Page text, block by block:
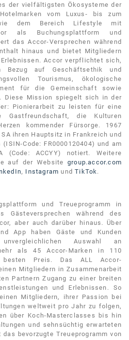
der vielfältigsten Ökosysteme der
vom Luxus- bis zum
dem Bereich Lifestyle mit
als Buchungsplattform und
das Accor-Versprechen während
hinaus und bietet Mitgliedern
Accor verpflichtet sich,
auf Geschäftsethik und
Tourismus, ökologische
für die Gemeinschaft sowie
Diese Mission spiegelt sich in der
Pionierarbeit zu leisten für eine
Gastfreundschaft, die Kulturen
kommender Fürsorge. 1967
ihren Hauptsitz in Frankreich und
Code: FR0000120404) und am
(Code: ACCYY) notiert. Weitere
auf der Website group.accor.com
, Instagram undTikTok .
und Treueprogramm in
Gästeversprechen während des
aber auch darüber hinaus. Über
App haben Gäste und Kunden
Auswahl an
als 45 Accor-Marken in 110
besten Preis. Das ALL Accor-
Mitgliedern in Zusammenarbeit
Partnern Zugang zu einer breiten
und Erlebnissen. So
Mitgliedern, ihrer Passion bei
weltweit pro Jahr zu folgen,
über Koch-Masterclasses bis hin
und sehnsüchtig erwarteten
bevorzugte Treueprogramm von